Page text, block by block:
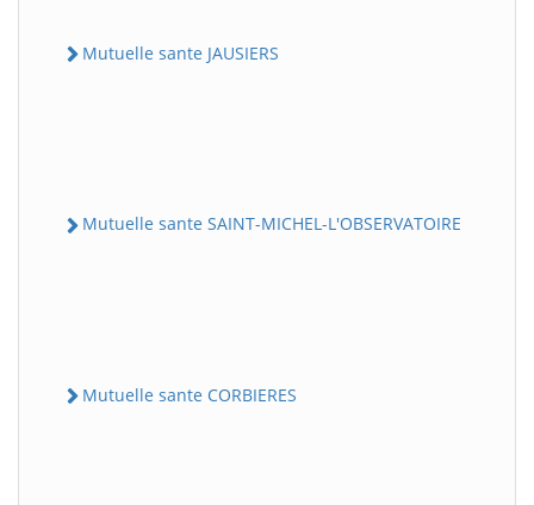
Mutuelle sante JAUSIERS
Mutuelle sante SAINT-MICHEL-L'OBSERVATOIRE
Mutuelle sante CORBIERES